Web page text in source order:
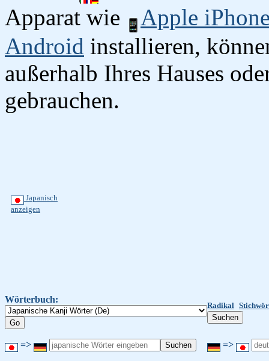
Apparat wie
Apple
Android installieren,
außerhalb Ihres Hauses
gebrauchen.
Japanisch
anzeigen
Wörterbuch:
Radikal
=> =>